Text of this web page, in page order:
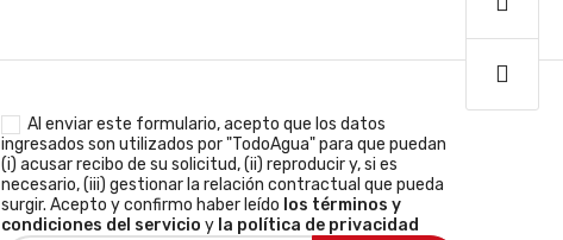
Al enviar este formulario, acepto que los datos
ingresados son utilizados por "TodoAgua" para que puedan
(i) acusar recibo de su solicitud, (ii) reproducir y, si es
necesario, (iii) gestionar la relación contractual que pueda
surgir. Acepto y confirmo haber leído los términos y
condiciones del servicio y la política de privacidad